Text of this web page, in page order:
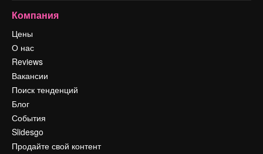
Компания
Цены
О нас
Reviews
Вакансии
Поиск тенденций
Блог
События
Slidesgo
Продайте свой контент